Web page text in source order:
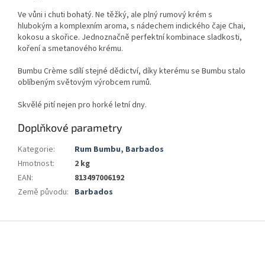
Ve vůni i chuti bohatý. Ne těžký, ale plný rumový krém s
hlubokým a komplexním aroma, s nádechem indického čaje Chai,
kokosu a skořice. Jednoznačně perfektní kombinace sladkosti,
koření a smetanového krému.
Bumbu Crème sdílí stejné dědictví, díky kterému se Bumbu stalo
oblíbeným světovým výrobcem rumů.
Skvělé pití nejen pro horké letní dny.
Doplňkové parametry
Kategorie: Rum Bumbu, Barbados
Hmotnost:
2 kg
EAN:
813497006192
Země původu: Barbados